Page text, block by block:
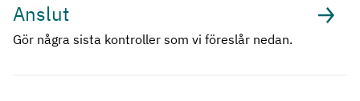
Anslut
Gör några sista kontroller som vi föreslår nedan.